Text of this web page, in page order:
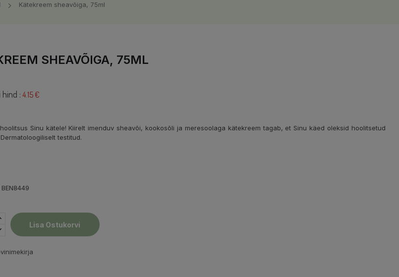
Kätekreem sheavõiga, 75ml
SHEAVÕIGA, 75ML
hind : 4.15 €
Sinu kätele! Kiirelt imenduv sheavõi, kookosõli ja meresoolaga kätekreem tagab, et Sinu käed oleksid hoolitsetud
testitud.
BEN8449
Lisa Ostukorvi